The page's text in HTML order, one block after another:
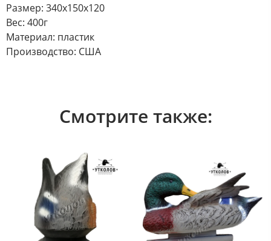
Размер: 340х150х120
Вес: 400г
Материал: пластик
Производство: США
Смотрите также: